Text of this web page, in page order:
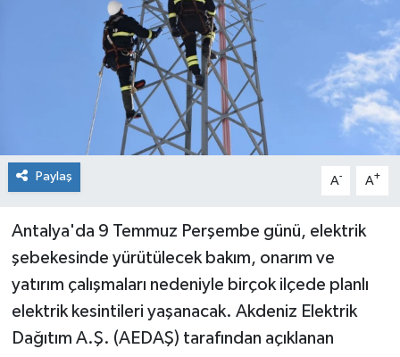
Paylaş A- A+
Antalya'da 9 Temmuz Perşembe günü, elektrik
şebekesinde yürütülecek bakım, onarım ve
yatırım çalışmaları nedeniyle birçok ilçede planlı
elektrik kesintileri yaşanacak. Akdeniz Elektrik
Dağıtım A.Ş. (AEDAŞ) tarafından açıklanan